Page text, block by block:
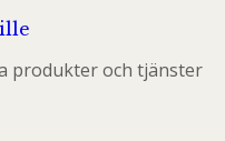
produkter och tjänster